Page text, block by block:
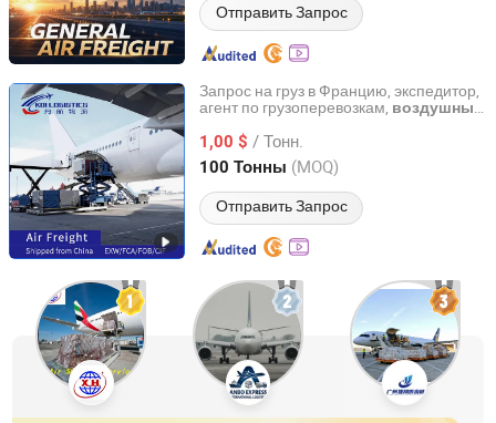
Отправить Запрос
Запрос на груз в Францию, экспедитор,
агент по грузоперевозкам, воздушные
Шанхая, ФОБ/СИФ/EXW/FCA
1,00 $ / Тонн.
100 Тонны (MOQ)
Отправить Запрос
Koi Logistics
Guangdong, China с 2026